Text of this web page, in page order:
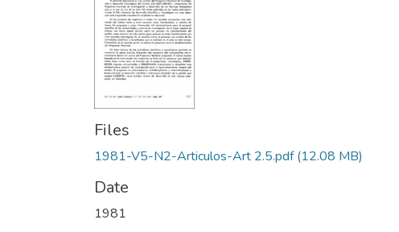
Files
1981-V5-N2-Articulos-Art 2.5.pdf(12.08 MB)
Date
1981